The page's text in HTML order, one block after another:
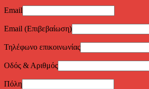
Email
Email (Επιβεβαίωση)
Τηλέφωνο επικοινωνίας
Οδός & Αριθμός
Πόλη